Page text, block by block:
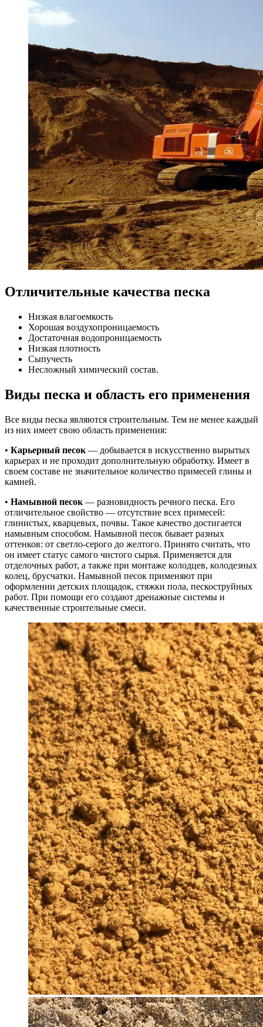
Отличительные качества песка
Низкая влагоемкость
Хорошая воздухопроницаемость
Достаточная водопроницаемость
Низкая плотность
Сыпучесть
Несложный химический состав.
Виды песка и область его применения
Все виды песка являются строительным. Тем не менее каждый
из них имеет свою область применения:
• Карьерный песок — добывается в искусственно вырытых
карьерах и не проходит дополнительную обработку. Имеет в
своем составе не значительное количество примесей глины и
камней.
• Намывной песок — разновидность речного песка. Его
отличительное свойство — отсутствие всех примесей:
глинистых, кварцевых, почвы. Такое качество достигается
намывным способом. Намывной песок бывает разных
оттенков: от светло-серого до желтого. Принято считать, что
он имеет статус самого чистого сырья. Применяется для
отделочных работ, а также при монтаже колодцев, колодезных
колец, брусчатки. Намывной песок применяют при
оформлении детских площадок, стяжки пола, пескоструйных
работ. При помощи его создают дренажные системы и
качественные строительные смеси.